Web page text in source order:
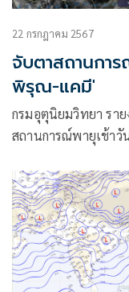
22 กรกฎาคม 2567
จับตาสถานกา
พิรุณ-แคมี'
กรมอุตุนิยมวิทยา รา
สถานการณ์พายุเช้า